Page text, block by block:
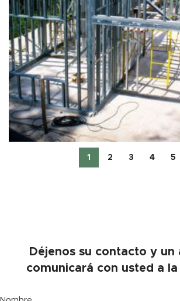
1 2 3 4 5
Déjenos su contacto y un
comunicará con usted a